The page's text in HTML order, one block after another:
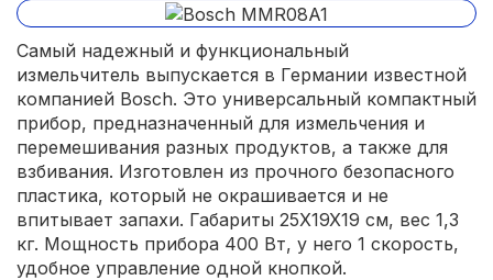
Самый надежный и функциональный
измельчитель выпускается в Германии известной
компанией Bosch. Это универсальный компактный
прибор, предназначенный для измельчения и
перемешивания разных продуктов, а также для
взбивания. Изготовлен из прочного безопасного
пластика, который не окрашивается и не
впитывает запахи. Габариты 25X19X19 см, вес 1,3
кг. Мощность прибора 400 Вт, у него 1 скорость,
удобное управление одной кнопкой.